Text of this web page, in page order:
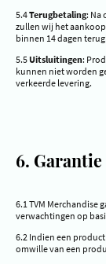
5.4Terugbetaling: Na
zullen wij het
binnen 14 dagen
5.5Uitsluitingen:
kunnen niet worden
verkeerde levering.
6. Garantie
6.1 TVM Merchandise
verwachtingen op
6.2 Indien een
omwille van een